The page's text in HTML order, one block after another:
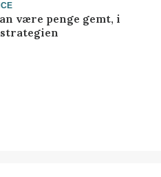
være penge gemt, i